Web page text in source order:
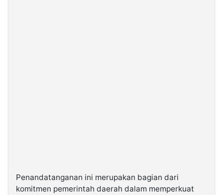
Penandatanganan ini merupakan bagian dari
komitmen pemerintah daerah dalam memperkuat